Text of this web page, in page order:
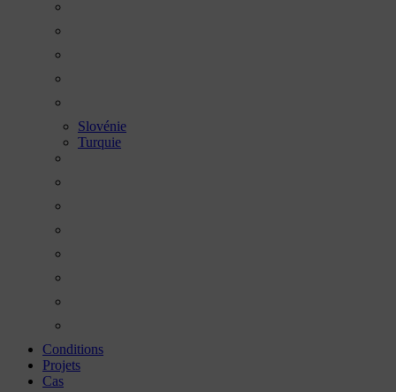
Slovénie
Turquie
Conditions
Projets
Cas